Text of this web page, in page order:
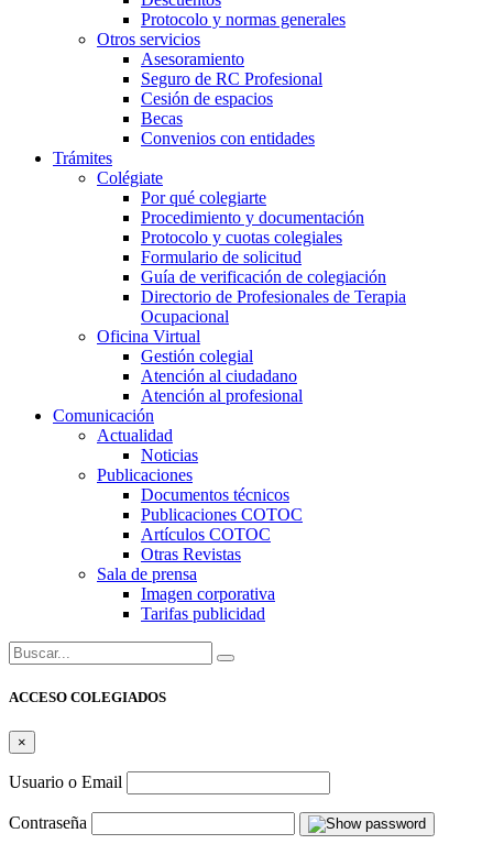
Protocolo y normas generales
Otros servicios
Asesoramiento
Seguro de RC Profesional
Cesión de espacios
Becas
Convenios con entidades
Trámites
Colégiate
Por qué colegiarte
Procedimiento y documentación
Protocolo y cuotas colegiales
Formulario de solicitud
Guía de verificación de colegiación
Directorio de Profesionales de Terapia
Ocupacional
Oficina Virtual
Gestión colegial
Atención al ciudadano
Atención al profesional
Comunicación
Actualidad
Noticias
Publicaciones
Documentos técnicos
Publicaciones COTOC
Artículos COTOC
Otras Revistas
Sala de prensa
Imagen corporativa
Tarifas publicidad
Buscar:
ACCESO COLEGIADOS
×
Usuario o Email
Contraseña